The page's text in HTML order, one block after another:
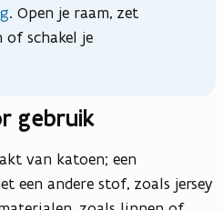
. Open je raam, zet
schakel je
gebruik
van katoen; een
een andere stof, zoals jersey